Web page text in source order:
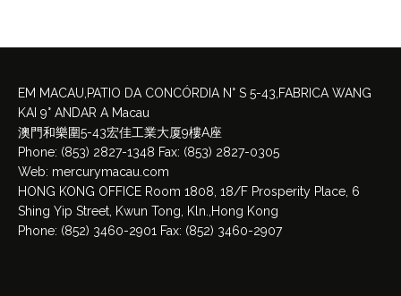
EM MACAU,PATIO DA CONCÓRDIA N° S 5-43,FABRICA WANG
KAI 9° ANDAR A Macau
澳門和樂圍5-43宏佳工業大厦9樓A座
Phone: (853) 2827-1348 Fax: (853) 2827-0305
Web: mercurymacau.com
HONG KONG OFFICE Room 1808, 18/F Prosperity Place, 6
Shing Yip Street, Kwun Tong, Kln.,Hong Kong
Phone: (852) 3460-2901 Fax: (852) 3460-2907